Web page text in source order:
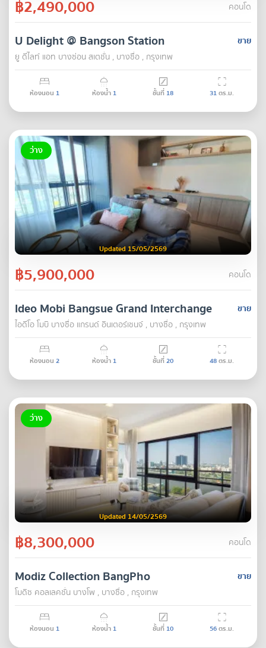
฿2,490,000 คอนโด
ขาย
U Delight @ Bangson Station
ยู ดีไลท์ แอท บางซ่อน สเตชั่น , บางซื่อ , กรุงเทพ
ห้องนอน 1 ห้องน้ำ 1 ชั้นที่ 18 31ตร.ม.
ว่าง
Updated 15/05/2569
฿5,900,000 คอนโด
ขาย
Ideo Mobi Bangsue Grand Interchange
ไอดีโอ โมบิ บางซื่อ แกรนด์ อินเตอร์เชนจ์ , บางซื่อ , กรุงเทพ
ห้องนอน 2 ห้องน้ำ 1 ชั้นที่20 48ตร.ม.
ว่าง
Updated 14/05/2569
฿8,300,000 คอนโด
ขาย
Modiz Collection BangPho
โมดิซ คอลเลคชั่น บางโพ , บางซื่อ , กรุงเทพ
ห้องนอน 1 ห้องน้ำ 1 ชั้นที่ 10 56ตร.ม.